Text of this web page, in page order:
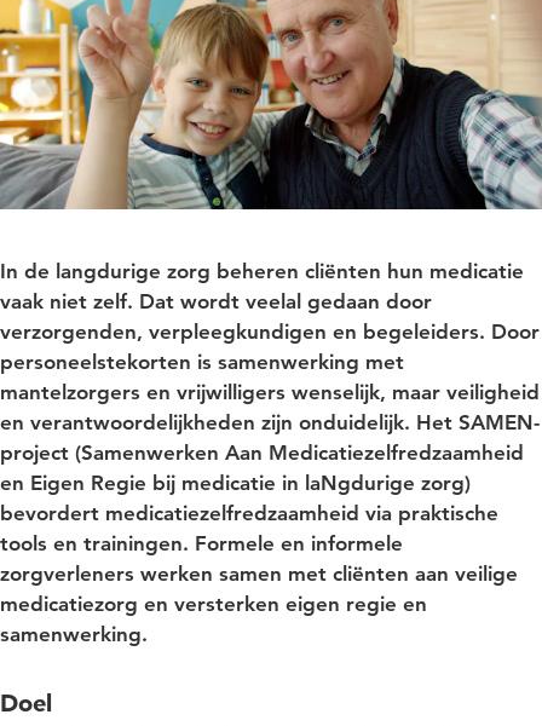
In de langdurige zorg beheren cliënten hun medicatie
vaak niet zelf. Dat wordt veelal gedaan door
verzorgenden, verpleegkundigen en begeleiders. Door
personeelstekorten is samenwerking met
mantelzorgers en vrijwilligers wenselijk, maar veiligheid
en verantwoordelijkheden zijn onduidelijk. Het SAMEN-
project (Samenwerken Aan Medicatiezelfredzaamheid
en Eigen Regie bij medicatie in laNgdurige zorg)
bevordert medicatiezelfredzaamheid via praktische
tools en trainingen. Formele en informele
zorgverleners werken samen met cliënten aan veilige
medicatiezorg en versterken eigen regie en
samenwerking.
Doel